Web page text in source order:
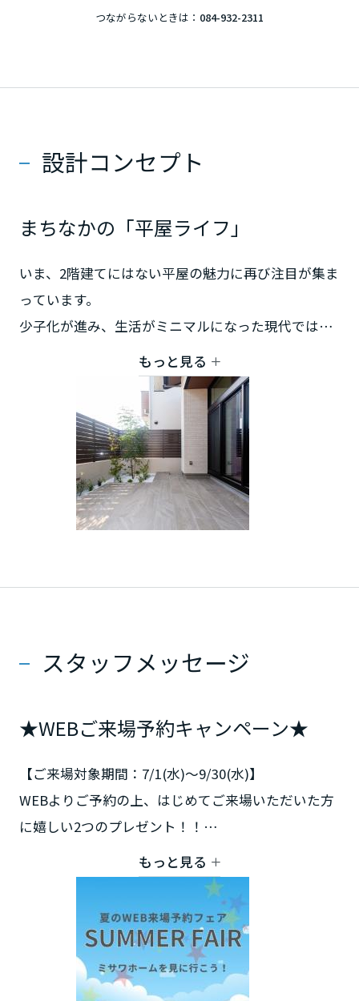
つながらないときは： 084-932-2311
設計コンセプト
まちなかの「平屋ライフ」
いま、2階建てにはない平屋の魅力に再び注目が集ま
っています。
少子化が進み、生活がミニマルになった現代では以
前よりも部屋数が必要なくなる代わりに、家族との
つながりなど、豊かな空間を持つ住まいが求められ
るようになりました。そんな生活を実現できる新し
い『平屋ライフ』をご提案します。
もっと見る
スタッフメッセージ
★WEBご来場予約キャンペーン★
【ご来場対象期間：7/1(水)～9/30(水)】
WEBよりご予約の上、はじめてご来場いただいた方
に嬉しい2つのプレゼント！！
①有名コーヒー店ギフトカード『3,000円分』
②えらべるデジタルギフト『5,000円分』
（Amazon/PayPay/dポイント/楽天ポイン
ト/WAON）
※プレゼントには条件がございます。状況によって
もっと見る
宮崎県